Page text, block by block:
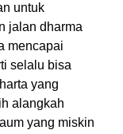
untuk
jalan dharma
mencapai
selalu bisa
yang
alangkah
yang miskin